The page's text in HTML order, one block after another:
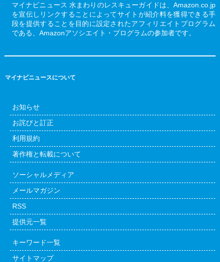
マイナビニュース 水まわりのレスキューガイドは、Amazon.co.jp
を宣伝しリンクすることによってサイトが紹介料を獲得できる手
段を提供することを目的に設定されたアフィリエイトプログラム
である、Amazonアソシエイト・プログラムの参加者です。
マイナビニュースについて
お知らせ
お詫びと訂正
利用規約
著作権と転載について
ソーシャルメディア
メールマガジン
RSS
提供元一覧
キーワード一覧
サイトマップ